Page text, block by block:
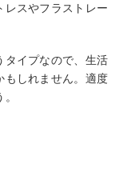
レスやフラストレー
タイプなので、生活
もしれません。適度